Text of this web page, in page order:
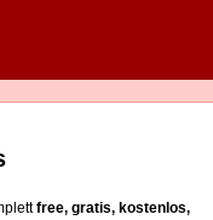
free, gratis, kostenlos,